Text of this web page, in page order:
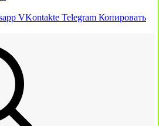
VKontakte Telegram Копировать